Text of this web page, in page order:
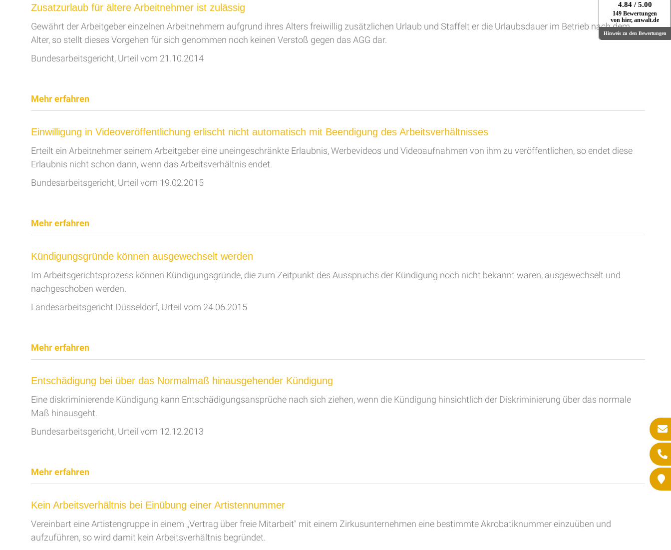
Zusatzurlaub für ältere Arbeitnehmer ist zulässig
Gewährt der Arbeitgeber einzelnen Arbeitnehmern aufgrund ihres Alters freiwillig zusätzlichen Urlaub und Staffelt er die Urlaubsdauer im Betrieb nach dem
Alter, so stellt dieses Vorgehen für sich genommen noch keinen Verstoß gegen das AGG dar.
Bundesarbeitsgericht, Urteil vom 21.10.2014
Mehr erfahren
Einwilligung in Videoveröffentlichung erlischt nicht automatisch mit Beendigung des Arbeitsverhältnisses
Erteilt ein Arbeitnehmer seinem Arbeitgeber eine uneingeschränkte Erlaubnis, Werbevideos und Videoaufnahmen von ihm zu veröffentlichen, so endet diese
Erlaubnis nicht schon dann, wenn das Arbeitsverhältnis endet.
Bundesarbeitsgericht, Urteil vom 19.02.2015
Mehr erfahren
Kündigungsgründe können ausgewechselt werden
Im Arbeitsgerichtsprozess können Kündigungsgründe, die zum Zeitpunkt des Ausspruchs der Kündigung noch nicht bekannt waren, ausgewechselt und
nachgeschoben werden.
Landesarbeitsgericht Düsseldorf, Urteil vom 24.06.2015
Mehr erfahren
Entschädigung bei über das Normalmaß hinausgehender Kündigung
Eine diskriminierende Kündigung kann Entschädigungsansprüche nach sich ziehen, wenn die Kündigung hinsichtlich der Diskriminierung über das normale
Maß hinausgeht.
Bundesarbeitsgericht, Urteil vom 12.12.2013
Mehr erfahren
Kein Arbeitsverhältnis bei Einübung einer Artistennummer
Vereinbart eine Artistengruppe in einem ,,Vertrag über freie Mitarbeit'' mit einem Zirkusunternehmen eine bestimmte Akrobatiknummer einzuüben und
aufzuführen, so wird damit kein Arbeitsverhältnis begründet.
4.84 / 5.00
149 Bewertungen
von hier, anwalt.de
Hinweis zu den Bewertungen